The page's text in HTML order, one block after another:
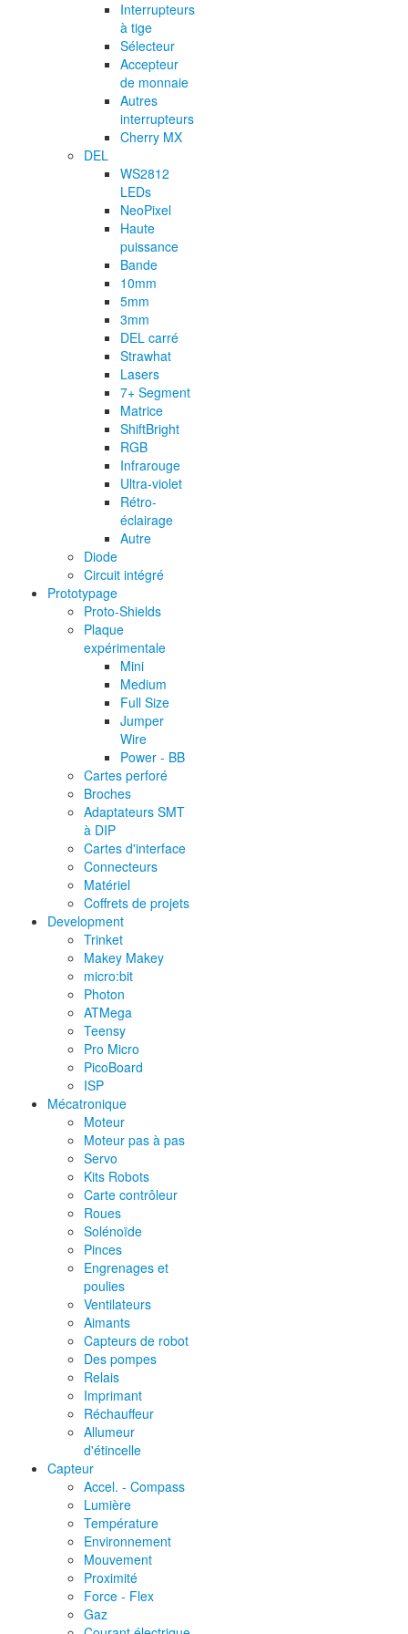
Interrupteurs
à tige
Sélecteur
Accepteur
de monnaie
Autres
interrupteurs
Cherry MX
DEL
WS2812
LEDs
NeoPixel
Haute
puissance
Bande
10mm
5mm
3mm
DEL carré
Strawhat
Lasers
7+ Segment
Matrice
ShiftBright
RGB
Infrarouge
Ultra-violet
Rétro-
éclairage
Autre
Diode
Circuit intégré
Prototypage
Proto-Shields
Plaque
expérimentale
Mini
Medium
Full Size
Jumper
Wire
Power - BB
Cartes perforé
Broches
Adaptateurs SMT
à DIP
Cartes d'interface
Connecteurs
Matériel
Coffrets de projets
Development
Trinket
Makey Makey
micro:bit
Photon
ATMega
Teensy
Pro Micro
PicoBoard
ISP
Mécatronique
Moteur
Moteur pas à pas
Servo
Kits Robots
Carte contrôleur
Roues
Solénoïde
Pinces
Engrenages et
poulies
Ventilateurs
Aimants
Capteurs de robot
Des pompes
Relais
Imprimant
Réchauffeur
Allumeur
d'étincelle
Capteur
Accel. - Compass
Lumière
Température
Environnement
Mouvement
Proximité
Force - Flex
Gaz